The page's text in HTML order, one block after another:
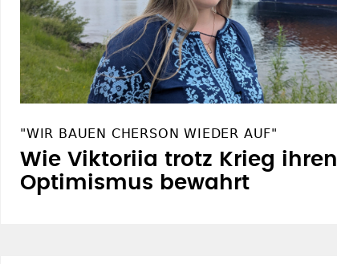
"WIR BAUEN CHERSON WIEDER AUF"
Wie Viktoriia trotz Krieg ihren
Optimismus bewahrt